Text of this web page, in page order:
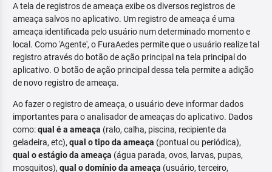
A tela de registros de ameaça exibe os diversos registros de
ameaça salvos no aplicativo. Um registro de ameaça é uma
ameaça identificada pelo usuário num determinado momento e
local. Como 'Agente', o FuraAedes permite que o usuário realize tal
registro através do botão de ação principal na tela principal do
aplicativo. O botão de ação principal dessa tela permite a adição
de novo registro de ameaça.
Ao fazer o registro de ameaça, o usuário deve informar dados
importantes para o analisador de ameaças do aplicativo. Dados
como:qual é a ameaça (ralo, calha, piscina, recipiente da
geladeira, etc), qual o tipo da ameaça (pontual ou periódica),
qual o estágio da ameaça (água parada, ovos, larvas, pupas,
mosquitos), qual o domínio da ameaça (usuário, terceiro,